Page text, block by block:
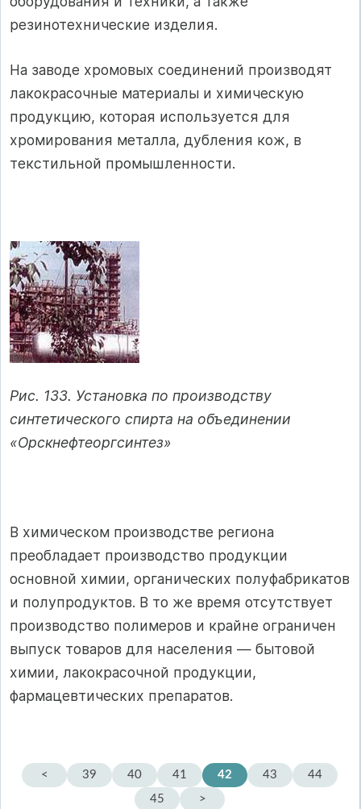
резинотехнические изделия.
На заводе хромовых соединений производят
лакокрасочные материалы и химическую
продукцию, которая используется для
хромирования металла, дубления кож, в
текстильной промышленности.
Рис. 133. Установка по производству
синтетического спирта на объединении
«Орскнефтеоргсинтез»
В химическом производстве региона
преобладает производство продукции
основной химии, органических полуфабрикатов
и полупродуктов. В то же время отсутствует
производство полимеров и крайне ограничен
выпуск товаров для населения — бытовой
химии, лакокрасочной продукции,
фармацевтических препаратов.
< 39 40 41 42 43
44
45
>